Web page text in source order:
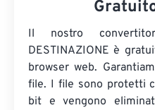
Il nostro
DESTINAZIONE è
browser web.
file. I file sono protetti
bit e vengono